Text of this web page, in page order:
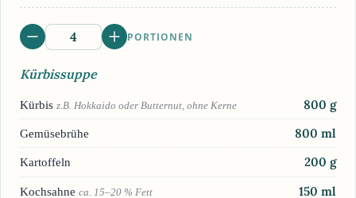
PORTIONEN
Kürbissuppe
Kürbis z.B. Hokkaido oder Butternut, ohne Kerne 800 g
Gemüsebrühe 800 ml
Kartoffeln 200 g
Kochsahne ca. 15–20 % Fett 150 ml